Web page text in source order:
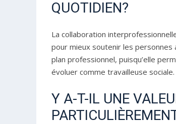
QUOTIDIEN?
La collaboration
pour mieux soutenir les personnes
plan professionnel, puisqu’elle
évoluer comme travailleuse sociale.
Y A-T-IL UNE